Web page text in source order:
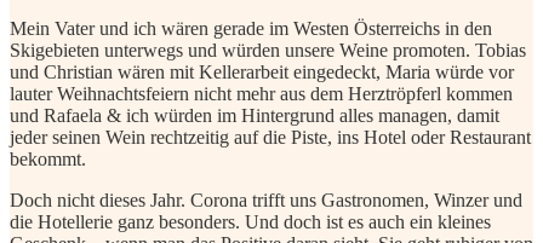
Mein Vater und ich wären gerade im Westen Österreichs in den
Skigebieten unterwegs und würden unsere Weine promoten. Tobias
und Christian wären mit Kellerarbeit eingedeckt, Maria würde vor
lauter Weihnachtsfeiern nicht mehr aus dem Herztröpferl kommen
und Rafaela & ich würden im Hintergrund alles managen, damit
jeder seinen Wein rechtzeitig auf die Piste, ins Hotel oder Restaurant
bekommt.
Doch nicht dieses Jahr. Corona trifft uns Gastronomen, Winzer und
die Hotellerie ganz besonders. Und doch ist es auch ein kleines